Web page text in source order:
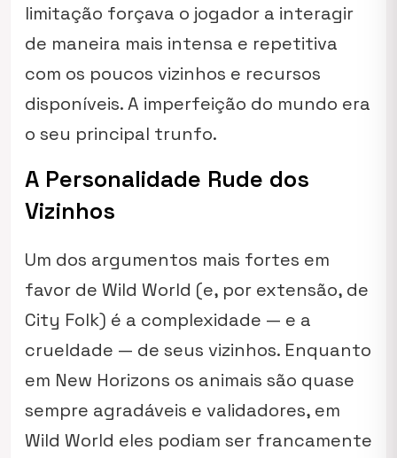
limitação forçava o jogador a interagir
de maneira mais intensa e repetitiva
com os poucos vizinhos e recursos
disponíveis. A imperfeição do mundo era
o seu principal trunfo.
A Personalidade Rude dos
Vizinhos
Um dos argumentos mais fortes em
favor de Wild World (e, por extensão, de
City Folk) é a complexidade — e a
crueldade — de seus vizinhos. Enquanto
em New Horizons os animais são quase
sempre agradáveis e validadores, em
Wild World eles podiam ser francamente